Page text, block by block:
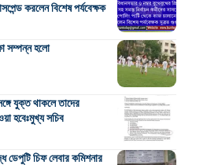
করলেন বিশেষ পর্যবেক্ষক
সম্পন্ন হলো
যুক্ত থাকলে তাদের
হবেঃমুখ্য সচিব
চিফ লেবার কমিশনার